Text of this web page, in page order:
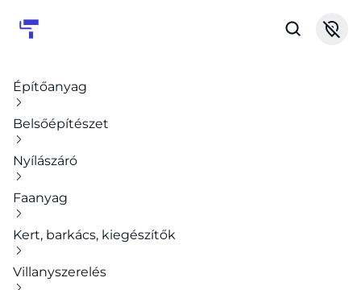
Építőanyag
Belsőépítészet
Nyílászáró
Faanyag
Kert, barkács, kiegészítők
Villanyszerelés